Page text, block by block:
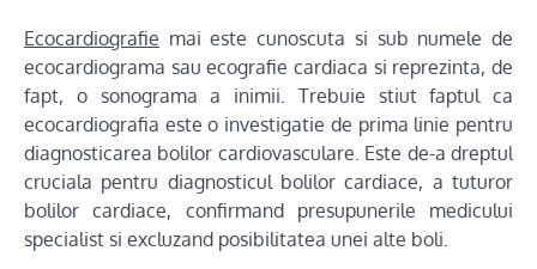
Ecocardiografie mai este cunoscuta si sub numele de
ecocardiograma sau ecografie cardiaca si reprezinta, de
fapt, o sonograma a inimii. Trebuie stiut faptul ca
ecocardiografia este o investigatie de prima linie pentru
diagnosticarea bolilor cardiovasculare. Este de-a dreptul
cruciala pentru diagnosticul bolilor cardiace, a tuturor
bolilor cardiace, confirmand presupunerile medicului
specialist si excluzand posibilitatea unei alte boli.